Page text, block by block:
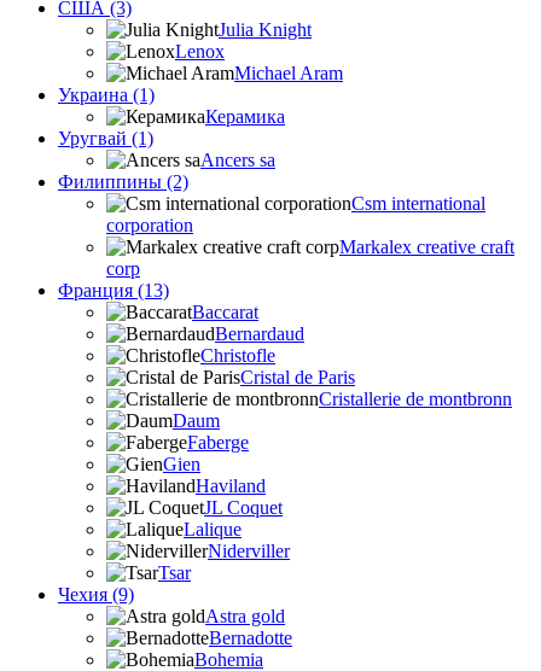
США (3)
Julia Knight
Lenox
Michael Aram
Украина (1)
Керамика
Уругвай (1)
Ancers sa
Филиппины (2)
Csm international
corporation
Markalex creative craft
corp
Франция (13)
Baccarat
Bernardaud
Christofle
Cristal de Paris
Cristallerie de montbronn
Daum
Faberge
Gien
Haviland
JL Coquet
Lalique
Niderviller
Tsar
Чехия (9)
Astra gold
Bernadotte
Bohemia